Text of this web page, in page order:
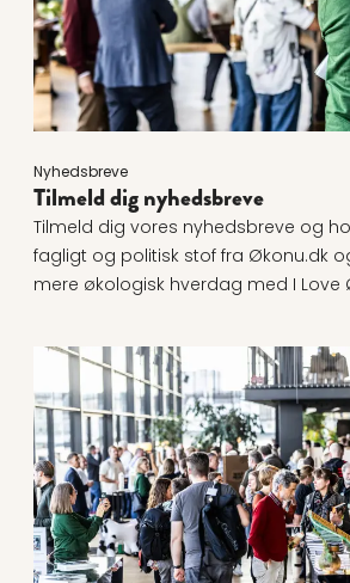
Nyhedsbreve
Tilmeld dig nyhedsbreve
Tilmeld dig vores nyhedsbreve og
fagligt og politisk stof fra Økonu.dk
mere økologisk hverdag med I Love
Læs mere om Foreningen